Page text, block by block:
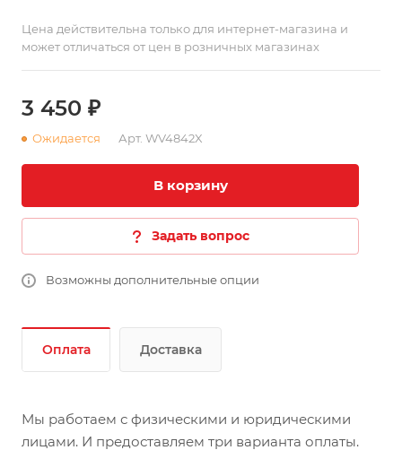
Цена действительна только для интернет-магазина и
может отличаться от цен в розничных магазинах
3 450 ₽
Ожидается Арт. WV4842X
В корзину
Задать вопрос
Возможны дополнительные опции
Оплата Доставка
Мы работаем с физическими и юридическими
лицами. И предоставляем три варианта оплаты.